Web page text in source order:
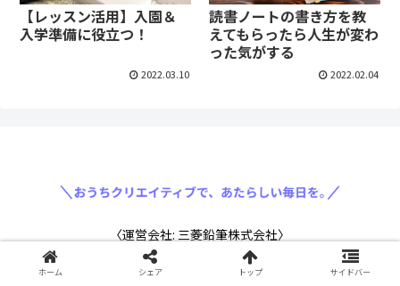
【レッスン活用】入園＆
入学準備に役立つ！
2022.03.10
読書ノートの書き方を教
えてもらったら人生が変わ
った気がする
2022.02.04
〈運営会社: 三菱鉛筆株式会社〉
ホーム シェア トップ サイドバー